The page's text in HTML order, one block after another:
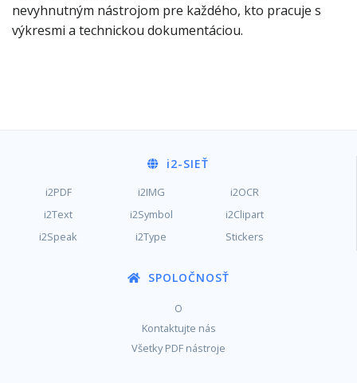
nevyhnutným nástrojom pre každého, kto pracuje s
výkresmi a technickou dokumentáciou.
i2-SIEŤ
i2PDF i2IMG
i2OCR
i2Text
i2Symbol
i2Clipart
i2Speak
i2Type Stickers
SPOLOČNOSŤ
O
Kontaktujte nás
Všetky PDF nástroje